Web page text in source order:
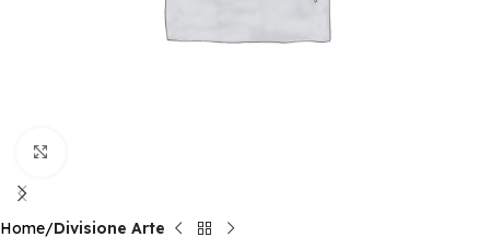
Home Divisione Arte